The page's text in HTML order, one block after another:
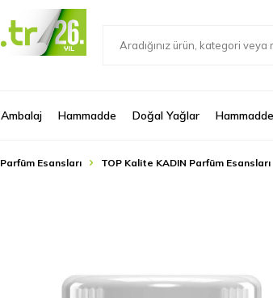
Ambalaj Hammadde Doğal Yağlar
Parfüm Esansları TOP Kalite KADIN Parfüm Esansları